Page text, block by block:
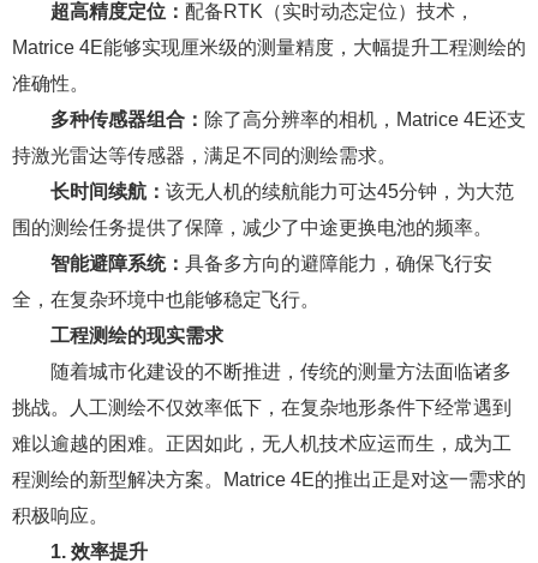
超高精度定位： 配备RTK（实时动态定位）技术，
Matrice 4E能够实现厘米级的测量精度，大幅提升工程测绘的
准确性。
多种传感器组合： 除了高分辨率的相机，Matrice 4E还支
持激光雷达等传感器，满足不同的测绘需求。
长时间续航： 该无人机的续航能力可达45分钟，为大范
围的测绘任务提供了保障，减少了中途更换电池的频率。
智能避障系统： 具备多方向的避障能力，确保飞行安
全，在复杂环境中也能够稳定飞行。
工程测绘的现实需求
随着城市化建设的不断推进，传统的测量方法面临诸多
挑战。人工测绘不仅效率低下，在复杂地形条件下经常遇到
难以逾越的困难。正因如此，无人机技术应运而生，成为工
程测绘的新型解决方案。Matrice 4E的推出正是对这一需求的
积极响应。
1. 效率提升